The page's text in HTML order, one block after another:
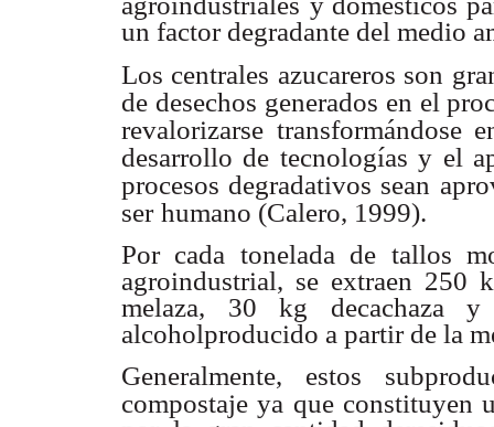
un factor degradante del medio
Los centrales azucareros son
de desechos generados en el
revalorizarse transformándose
desarrollo de tecnologías y el
procesos degradativos sean
ser humano (Calero, 1999).
Por cada tonelada de tallos
agroindustrial, se extraen 250
melaza, 30 kg
alcoholproducido a partir de la
Generalmente, estos
compostaje ya que constituyen